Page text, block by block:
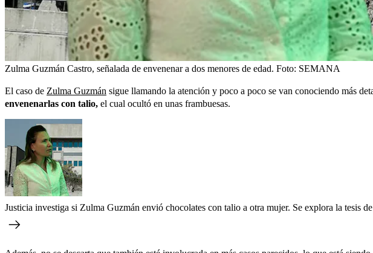
Zulma Guzmán Castro, señalada de envenenar a dos menores de edad. Foto: SEMANA
El caso de Zulma Guzmán sigue llamando la atención y poco a poco se van conociendo más
envenenarlas con talio, el cual ocultó en unas frambuesas.
Justicia investiga si Zulma Guzmán envió chocolates con talio a otra mujer. Se explora la tesis